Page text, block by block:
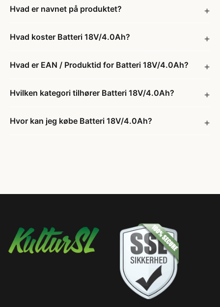
Hvad er navnet på produktet?
Hvad koster Batteri 18V/4.0Ah?
Hvad er EAN / Produktid for Batteri 18V/4.0Ah?
Hvilken kategori tilhører Batteri 18V/4.0Ah?
Hvor kan jeg købe Batteri 18V/4.0Ah?